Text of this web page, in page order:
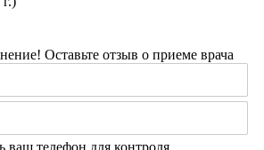
Оставьте отзыв о приеме врача